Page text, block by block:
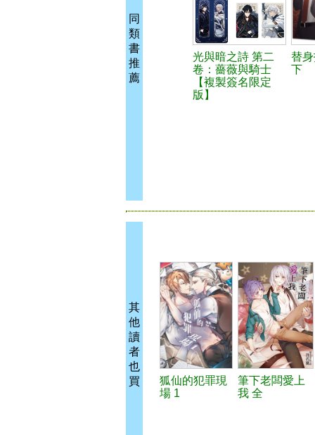
同
類
書
推
薦
光與暗之詩 第二
卷：薔薇與騎士
【複製簽名限定
版】
替
下
其
他
讀
者
也
買
狐仙的犯罪現
場 1
筆下老闆愛上
我 全